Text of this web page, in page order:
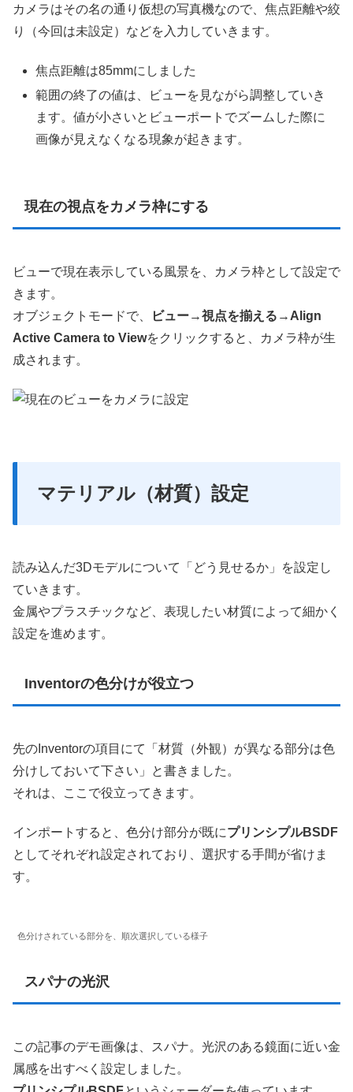
カメラはその名の通り仮想の写真機なので、焦点距離や絞
り（今回は未設定）などを入力していきます。
焦点距離は85mmにしました
範囲の終了の値は、ビューを見ながら調整していき
ます。値が小さいとビューポートでズームした際に
画像が見えなくなる現象が起きます。
現在の視点をカメラ枠にする
ビューで現在表示している風景を、カメラ枠として設定で
きます。
オブジェクトモードで、
ビュー→視点を揃える → Align
Active Camera to Viewをクリックすると、カメラ枠が生
成されます。
マテリアル（材質）設定
読み込んだ3Dモデルについて「どう見せるか」を設定し
ていきます。
金属やプラスチックなど、表現したい材質によって細かく
設定を進めます。
Inventorの色分けが役立つ
先のInventorの項目にて「材質（外観）が異なる部分は色
分けしておいて下さい」と書きました。
それは、ここで役立ってきます。
インポートすると、色分け部分が既にプリンシプルBSDF
としてそれぞれ設定されており、選択する手間が省けま
す。
色分けされている部分を、順次選択している様子
スパナの光沢
この記事のデモ画像は、スパナ。光沢のある鏡面に近い金
属感を出すべく設定しました。